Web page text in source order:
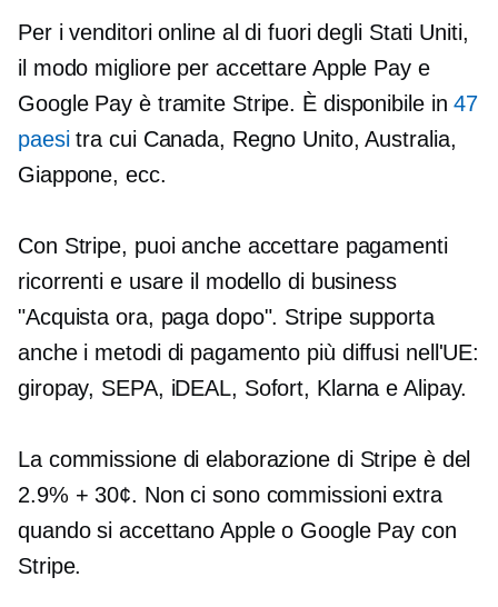
Per i venditori online al di fuori degli Stati Uniti,
il modo migliore per accettare Apple Pay e
Google Pay è tramite Stripe. È disponibile in47
paesitra cui Canada, Regno Unito, Australia,
Giappone, ecc.
Con Stripe, puoi anche accettare pagamenti
ricorrenti e usare il modello di business
"Acquista ora, paga dopo". Stripe supporta
anche i metodi di pagamento più diffusi nell'UE:
giropay, SEPA, iDEAL, Sofort, Klarna e Alipay.
La commissione di elaborazione di Stripe è del
2.9% + 30¢. Non ci sono commissioni extra
quando si accettano Apple o Google Pay con
Stripe.